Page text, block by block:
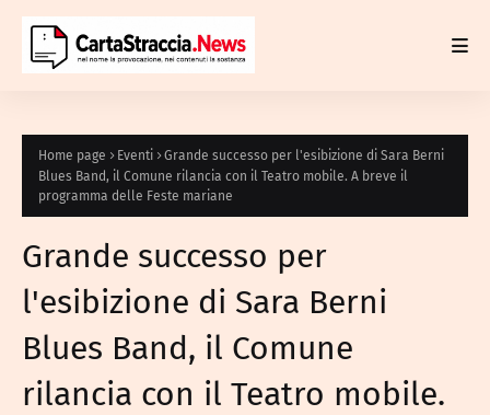
Home page Eventi
Grande successo per l'esibizione di Sara Berni
Blues Band, il Comune rilancia con il Teatro mobile. A breve il
programma delle Feste mariane
Grande successo per
l'esibizione di Sara Berni
Blues Band, il Comune
rilancia con il Teatro mobile.